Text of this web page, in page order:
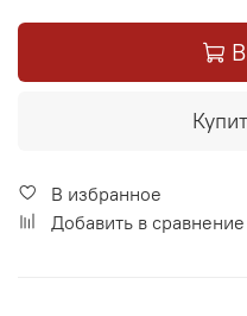
В избранное
Добавить в сравнение